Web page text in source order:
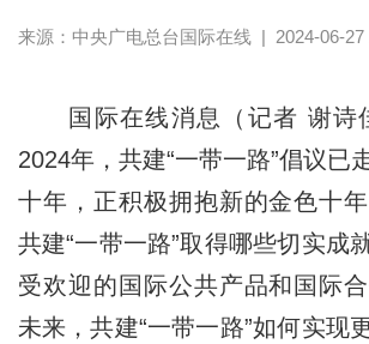
来源：中央广电总台国际在线| 2024-06-
国际在线消息（记者 谢诗
2024年，共建“一带一路”倡议已
十年，正积极拥抱新的金色十
共建“一带一路”取得哪些切实成
受欢迎的国际公共产品和国际
未来，共建“一带一路”如何实现